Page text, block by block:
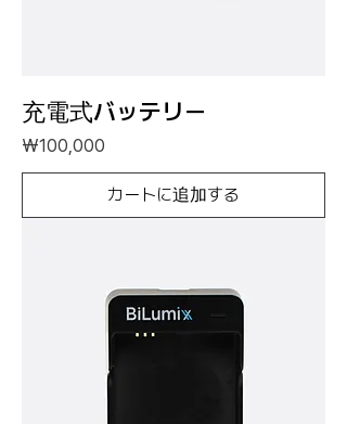
充電式バッテリー
価格
₩100,000
カートに追加する